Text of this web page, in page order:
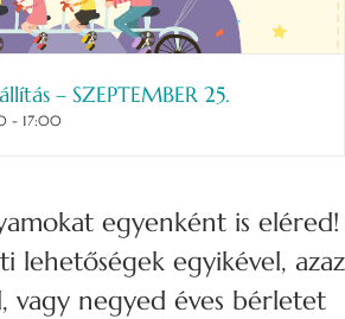
– SZEPTEMBER 25.
- 17:00
egyenként is eléred!
lehetőségek egyikével, azaz
vagy negyed éves bérletet